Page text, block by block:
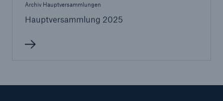
Archiv Hauptversammlungen
Hauptversammlung 2025